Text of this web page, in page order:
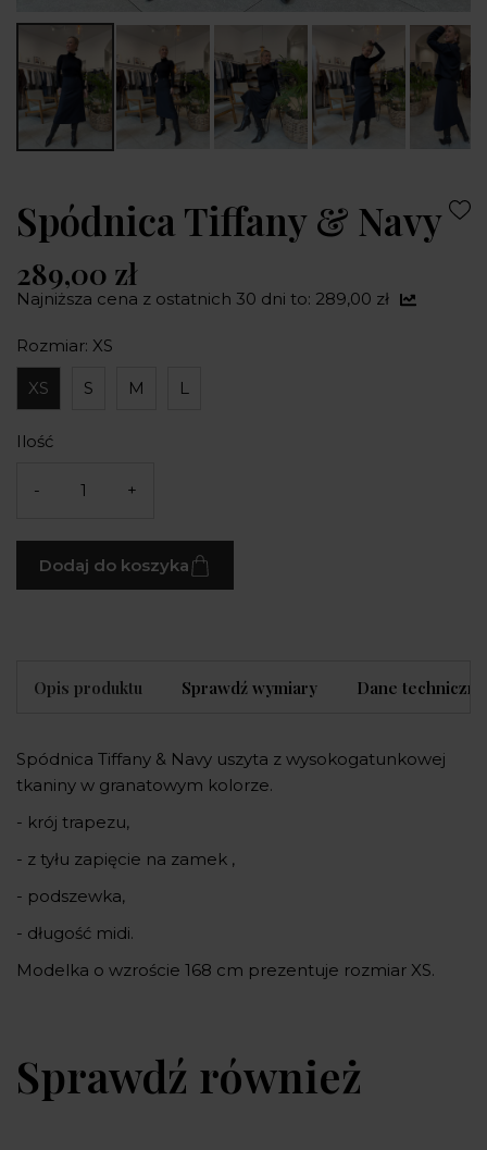
Spódnica Tiffany & Navy
289,00 zł
Najniższa cena z ostatnich 30 dni to: 289,00 zł
Rozmiar: XS
XS S M L
Ilość
- +
Dodaj do koszyka
Opis produktu Sprawdź wymiary Dane techniczne
Spódnica Tiffany & Navy uszyta z wysokogatunkowej
tkaniny w granatowym kolorze.
- krój trapezu,
- z tyłu zapięcie na zamek ,
- podszewka,
- długość midi.
Modelka o wzroście 168 cm prezentuje rozmiar XS.
Sprawdź również